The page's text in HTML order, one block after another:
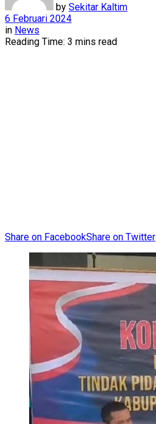
by Sekitar Kaltim
6 Februari 2024
in News
Reading Time: 3 mins read
Share on FacebookShare on Twitter